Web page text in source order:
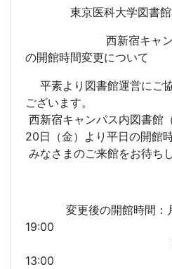
東京医科大学図書館
西新宿キャンパス
の開館時間変更について
平素より図書館運営にご
ございます。
西新宿キャンパス内図書館
20日（金）より平日の開館
みなさまのご来館をお待ち
変更後の開館時
19:00
第1・3・5
13:00